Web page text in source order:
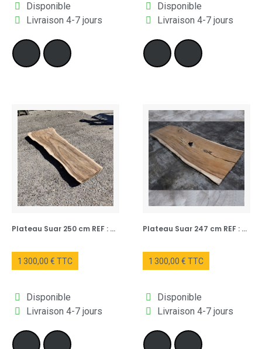
Finition live edge : bord naturel du tronc conservé
Modèles disponibles en plateau bois clairouplateau bois
Existe en versiontable racine suar
Fabrication éthique & Artisanale (origine :Indonésie)
Alternative haut de gamme au chêne,frêne ,acaciaetpin
de réception
L'attrait de nos plateaux en bois de Suar réside également dans
leur incroyable polyvalence. Leur robustesse et leur esthétique
Disponible
Livraison 4-7 jours
Disponible
Livraison 4-7 jours
Plateau Suar 250 cm REF : NUM195B-250
1 300,00 € TTC
Disponible
Livraison 4-7 jours
Plateau Suar 247 cm REF : NUM172-247
1 300,00 € TTC
Disponible
Livraison 4-7 jours